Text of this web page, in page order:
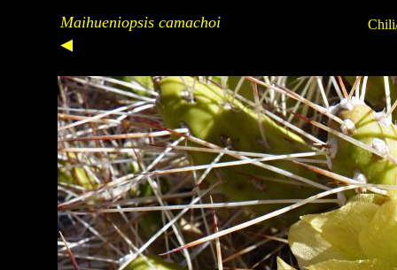
Maihueniopsis camachoi